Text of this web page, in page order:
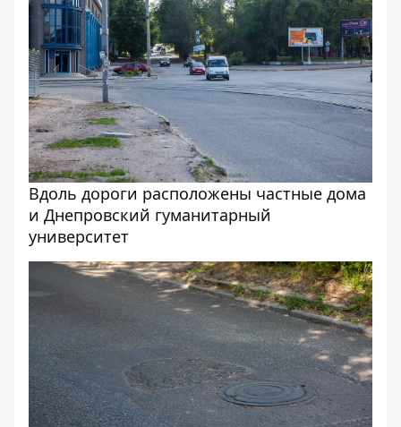
Вдоль дороги расположены частные дома
и Днепровский гуманитарный
университет